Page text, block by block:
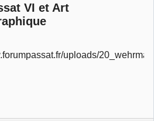
VI et Art